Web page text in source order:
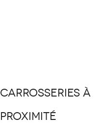
Carrosseries à
proximité